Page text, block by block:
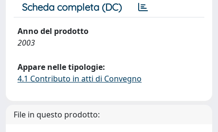
Scheda completa (DC)
Anno del prodotto
2003
Appare nelle tipologie:
4.1 Contributo in atti di Convegno
File in questo prodotto: